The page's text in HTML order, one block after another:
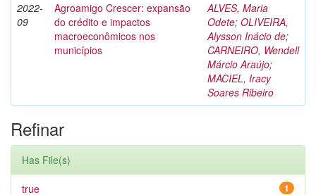
2022-
09
Agroamigo Crescer: expansão
do crédito e impactos
macroeconômicos nos
municípios
ALVES, Maria
Odete; OLIVEIRA,
Alysson Inácio de;
CARNEIRO, Wendell
Márcio Araújo;
MACIEL, Iracy
Soares Ribeiro
Refinar
Has File(s)
1
true